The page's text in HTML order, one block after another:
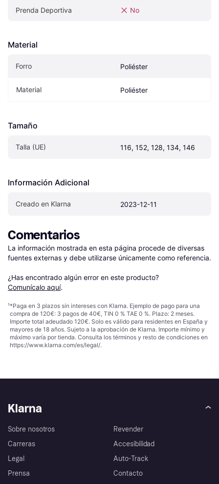
Prenda Deportiva No
Material
Forro Poliéster
Material Poliéster
Tamaño
Talla (UE) 116, 152, 128, 134, 146
Información Adicional
Creado en Klarna 2023-12-11
Comentarios
La información mostrada en esta página procede de diversas
fuentes externas y debe utilizarse únicamente como referencia.
¿Has encontrado algún error en este producto?
Comunícalo aquí.
¹*Paga en 3 plazos sin intereses con Klarna. Ejemplo de pago para una
compra de 120€: 3 pagos de 40€, TIN 0 % TAE 0 %. Plazo: 2 meses.
Importe total adeudado 120€. Solo es válido para residentes en España y
mayores de 18 años. Sujeto a la aprobación de Klarna. Importe mínimo y
máximo varía por tienda. Consulta los términos y resto de condiciones en
https://www.klarna.com/es/legal/.
Klarna
Sobre nosotros
Carreras
Legal
Prensa
Revender
Accesibilidad
Auto-Track
Contacto